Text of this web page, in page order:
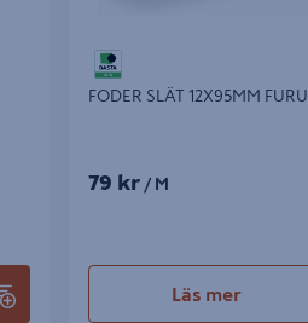
FODER SLÄT 12X95MM FURU
79 kr / M
Läs mer